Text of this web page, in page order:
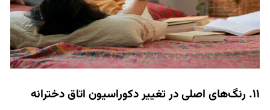
11. رنگ‌های اصلی در تغییر دکوراسیون اتاق دخترانه